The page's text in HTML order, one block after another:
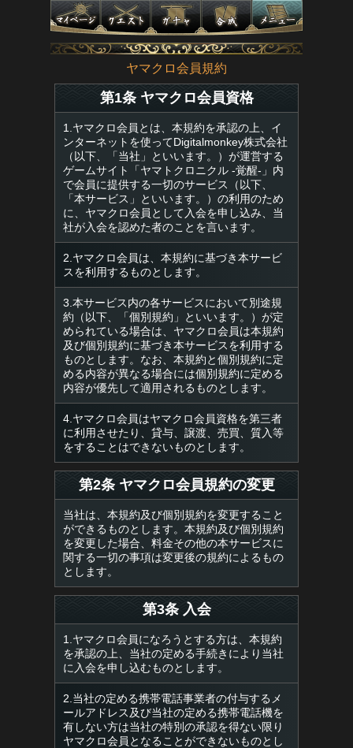
ヤマクロ会員規約
第1条 ヤマクロ会員資格
1.ヤマクロ会員とは、本規約を承認の上、イ
ンターネットを使ってDigitalmonkey株式会社
（以下、「当社」といいます。）が運営する
ゲームサイト「ヤマトクロニクル -覚醒-」内
で会員に提供する一切のサービス（以下、
「本サービス」といいます。）の利用のため
に、ヤマクロ会員として入会を申し込み、当
社が入会を認めた者のことを言います。
2.ヤマクロ会員は、本規約に基づき本サービ
スを利用するものとします。
3.本サービス内の各サービスにおいて別途規
約（以下、「個別規約」といいます。）が定
められている場合は、ヤマクロ会員は本規約
及び個別規約に基づき本サービスを利用する
ものとします。なお、本規約と個別規約に定
める内容が異なる場合には個別規約に定める
内容が優先して適用されるものとします。
4.ヤマクロ会員はヤマクロ会員資格を第三者
に利用させたり、貸与、譲渡、売買、質入等
をすることはできないものとします。
第2条 ヤマクロ会員規約の変更
当社は、本規約及び個別規約を変更すること
ができるものとします。本規約及び個別規約
を変更した場合、料金その他の本サービスに
関する一切の事項は変更後の規約によるもの
とします。
第3条 入会
1.ヤマクロ会員になろうとする方は、本規約
を承認の上、当社の定める手続きにより当社
に入会を申し込むものとします。
2.当社の定める携帯電話事業者の付与するメ
ールアドレス及び当社の定める携帯電話機を
有しない方は当社の特別の承認を得ない限り
ヤマクロ会員となることができないものとし